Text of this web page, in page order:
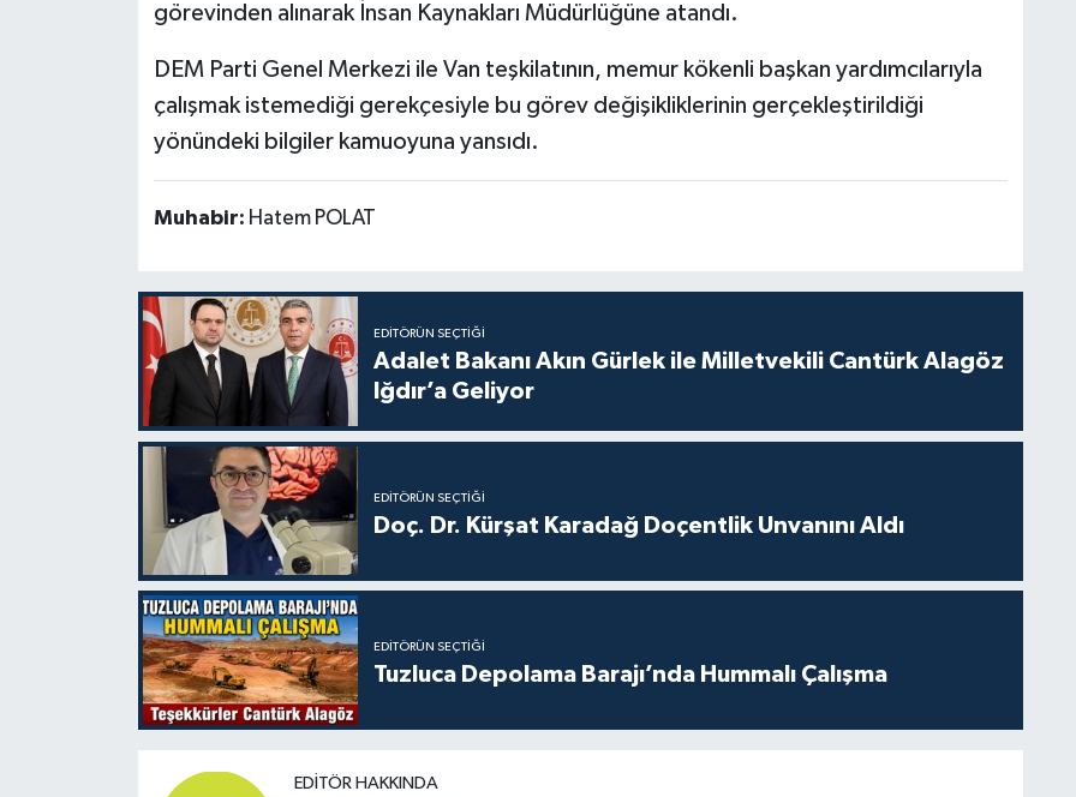
görevinden alınarak İnsan Kaynakları Müdürlüğüne atandı.
DEM Parti Genel Merkezi ile Van teşkilatının, memur kökenli başkan yardımcılarıyla
çalışmak istemediği gerekçesiyle bu görev değişikliklerinin gerçekleştirildiği
yönündeki bilgiler kamuoyuna yansıdı.
Muhabir: Hatem POLAT
EDITÖRÜN SEÇTIĞI
Adalet Bakanı Akın Gürlek ile Milletvekili Cantürk Alagöz
Iğdır’a Geliyor
EDITÖRÜN SEÇTIĞI
Doç. Dr. Kürşat Karadağ Doçentlik Unvanını Aldı
EDITÖRÜN SEÇTIĞI
Tuzluca Depolama Barajı’nda Hummalı Çalışma
EDITÖR HAKKINDA